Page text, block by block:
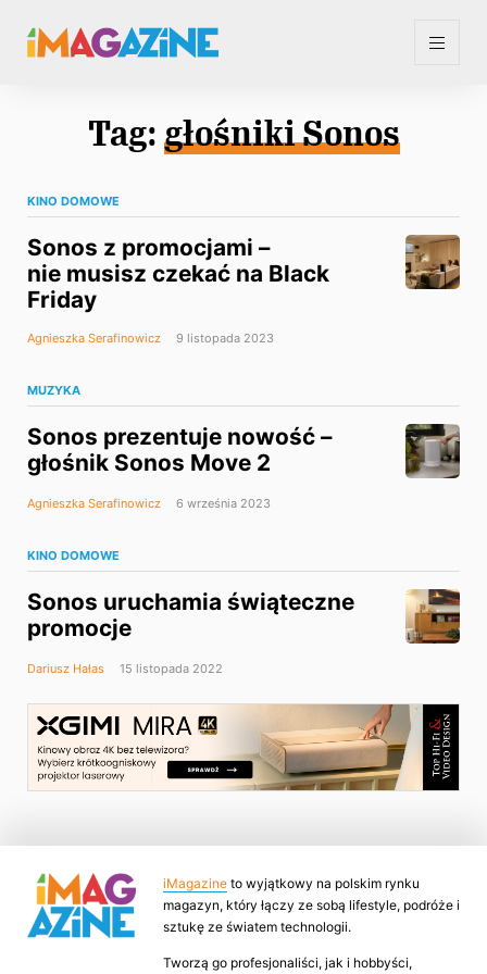
Tag: głośniki Sonos
KINO DOMOWE
Sonos z promocjami –
nie musisz czekać na Black
Friday
Agnieszka Serafinowicz 9 listopada 2023
MUZYKA
Sonos prezentuje nowość –
głośnik Sonos Move 2
Agnieszka Serafinowicz 6 września 2023
KINO DOMOWE
Sonos uruchamia świąteczne
promocje
Dariusz Hałas 15 listopada 2022
iMagazine to wyjątkowy na polskim rynku
magazyn, który łączy ze sobą lifestyle, podróże i
sztukę ze światem technologii.
Tworzą go profesjonaliści, jak i hobbyści,